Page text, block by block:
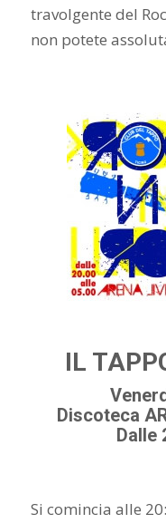
travolgente del
non potete
IL
Discoteca
Dalle
Si comincia alle